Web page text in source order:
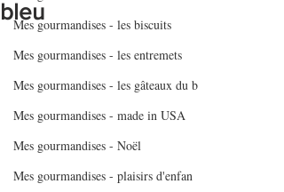
Mes gourmandises - les biscuits
Mes gourmandises - les entremets
Mes gourmandises - les gâteaux du b
Mes gourmandises - made in USA
Mes gourmandises - Noël
Mes gourmandises - plaisirs d'enfan
bleu